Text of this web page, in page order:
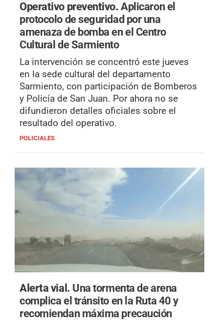
Operativo preventivo.Aplicaron el
protocolo de seguridad por una
amenaza de bomba en el Centro
Cultural de Sarmiento
La intervención se concentró este jueves
en la sede cultural del departamento
Sarmiento, con participación de Bomberos
y Policía de San Juan. Por ahora no se
difundieron detalles oficiales sobre el
resultado del operativo.
POLICIALES
Alerta vial. Una tormenta de arena
complica el tránsito en la Ruta 40 y
recomiendan máxima precaución